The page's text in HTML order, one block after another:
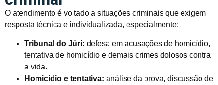
O atendimento é voltado a situações criminais que exigem
resposta técnica e individualizada, especialmente:
Tribunal do Júri: defesa em acusações de homicídio,
tentativa de homicídio e demais crimes dolosos contra
a vida.
Homicídio e tentativa: análise da prova, discussão de